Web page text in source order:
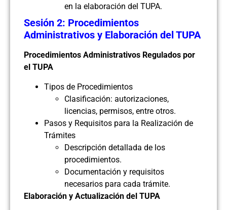
en la elaboración del TUPA.
Sesión 2: Procedimientos
Administrativos y Elaboración del TUPA
Procedimientos Administrativos Regulados por
el TUPA
Tipos de Procedimientos
Clasificación: autorizaciones,
licencias, permisos, entre otros.
Pasos y Requisitos para la Realización de
Trámites
Descripción detallada de los
procedimientos.
Documentación y requisitos
necesarios para cada trámite.
Elaboración y Actualización del TUPA